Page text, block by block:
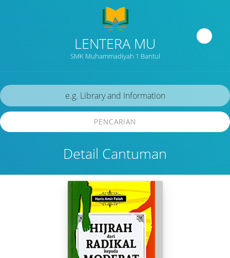
LENTERA MU
SMK Muhammadiyah 1 Bantul
Detail Cantuman
PENCARIAN